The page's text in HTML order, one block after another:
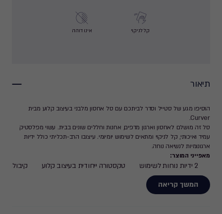
קל לניקוי אינו דוהה
תיאור
הוסיפו מגע של סטייל וסדר לביתכם עם סל אחסון מלבני בעיצוב קלוע מבית
Curver.
סל זה מושלם לאחסון וארגון מדפים, ארונות וחללים שונים בבית. עשוי מפלסטיק
עמיד ואיכותי, קל לניקוי ומתאים לשימוש יומיומי. עיצובו הרב-תכליתי כולל ידיות
ארגונומיות לנשיאה נוחה.
מאפייני המוצר:
2 ידיות נוחות לשימוש טקסטורה ייחודית בעיצוב קלוע
קיבולת:
19 ליטר
עיצוב אופנתי ומודרני
המשך קריאה